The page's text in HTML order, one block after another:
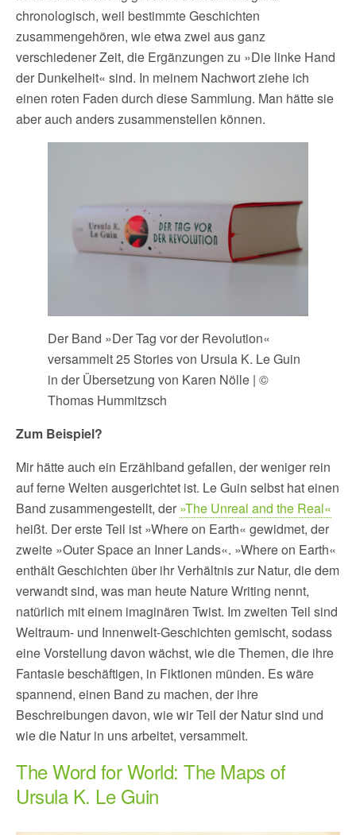
chronologisch, weil bestimmte Geschichten
zusammengehören, wie etwa zwei aus ganz
verschiedener Zeit, die Ergänzungen zu »Die linke Hand
der Dunkelheit« sind. In meinem Nachwort ziehe ich
einen roten Faden durch diese Sammlung. Man hätte sie
aber auch anders zusammenstellen können.
Der Band »Der Tag vor der Revolution«
versammelt 25 Stories von Ursula K. Le Guin
in der Übersetzung von Karen Nölle | ©
Thomas Hummitzsch
Zum Beispiel?
Mir hätte auch ein Erzählband gefallen, der weniger rein
auf ferne Welten ausgerichtet ist. Le Guin selbst hat einen
Band zusammengestellt, der »The Unreal and the Real«
heißt. Der erste Teil ist »Where on Earth« gewidmet, der
zweite »Outer Space an Inner Lands«. »Where on Earth«
enthält Geschichten über ihr Verhältnis zur Natur, die dem
verwandt sind, was man heute Nature Writing nennt,
natürlich mit einem imaginären Twist. Im zweiten Teil sind
Weltraum- und Innenwelt-Geschichten gemischt, sodass
eine Vorstellung davon wächst, wie die Themen, die ihre
Fantasie beschäftigen, in Fiktionen münden. Es wäre
spannend, einen Band zu machen, der ihre
Beschreibungen davon, wie wir Teil der Natur sind und
wie die Natur in uns arbeitet, versammelt.
The Word for World: The Maps of
Ursula K. Le Guin